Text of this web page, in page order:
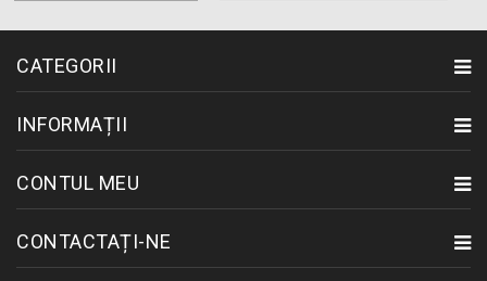
CATEGORII
INFORMAȚII
CONTUL MEU
CONTACTAȚI-NE